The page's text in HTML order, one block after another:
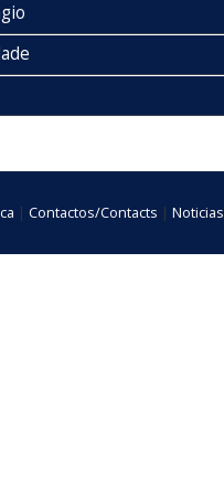
| Contactos/Contacts | Noticias